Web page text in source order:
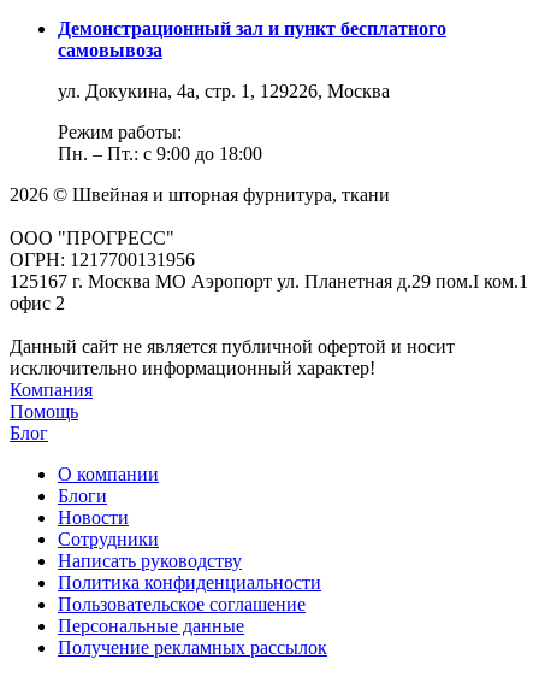
Демонстрационный зал и пункт бесплатного
самовывоза
ул. Докукина, 4а, стр. 1, 129226, Москва
Режим работы:
Пн. – Пт.: с 9:00 до 18:00
2026 © Швейная и шторная фурнитура, ткани
ООО "ПРОГРЕСС"
ОГРН: 1217700131956
125167 г. Москва МО Аэропорт ул. Планетная д.29 пом.I ком.1
офис 2
Данный сайт не является публичной офертой и носит
исключительно информационный характер!
Компания
Помощь
Блог
О компании
Блоги
Новости
Сотрудники
Написать руководству
Политика конфиденциальности
Пользовательское соглашение
Персональные данные
Получение рекламных рассылок